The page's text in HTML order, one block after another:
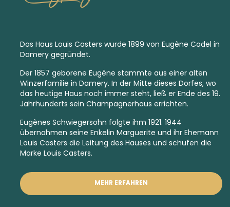
Das Haus Louis Casters wurde 1899 von Eugène Cadel in
Damery gegründet.
Der 1857 geborene Eugène stammte aus einer alten
Winzerfamilie in Damery. In der Mitte dieses Dorfes, wo
das heutige Haus noch immer steht, ließ er Ende des 19.
Jahrhunderts sein Champagnerhaus errichten.
Eugènes Schwiegersohn folgte ihm 1921. 1944
übernahmen seine Enkelin Marguerite und ihr Ehemann
Louis Casters die Leitung des Hauses und schufen die
Marke Louis Casters.
MEHR ERFAHREN